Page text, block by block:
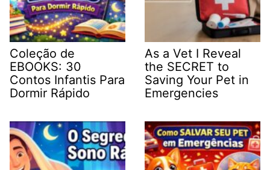
Coleção de
EBOOKS: 30
Contos Infantis Para
Dormir Rápido
As a Vet I Reveal
the SECRET to
Saving Your Pet in
Emergencies